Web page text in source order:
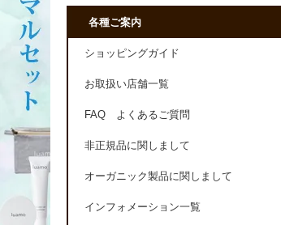
各種ご案内
ショッピングガイド
お取扱い店舗一覧
FAQ よくあるご質問
非正規品に関しまして
オーガニック製品に関しまして
インフォメーション一覧